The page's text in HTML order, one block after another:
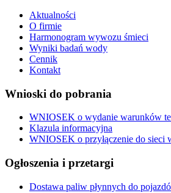
Aktualności
O firmie
Harmonogram wywozu śmieci
Wyniki badań wody
Cennik
Kontakt
Wnioski do pobrania
WNIOSEK o wydanie warunków
Klazula informacyjna
WNIOSEK o przyłączenie do sieci
Ogłoszenia i przetargi
Dostawa paliw płynnych do